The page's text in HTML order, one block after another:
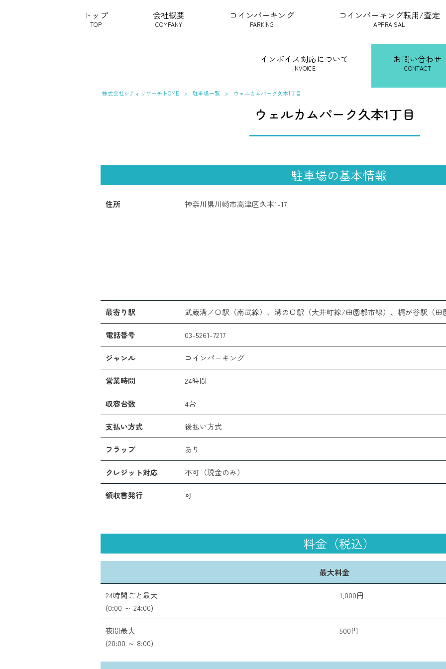
トップ
TOP
会社概要
COMPANY
コインパーキング
PARKING
コインパーキング転用/査定
APPRAISAL
インボイス対応について
INVOICE
お問い合わせ
CONTACT
株式会社シティリサーチ HOME > 駐車場一覧 > ウェルカムパーク久本1丁目
ウェルカムパーク久本1丁目
駐車場の基本情報
住所 神奈川県川崎市高津区久本1-17
最寄り駅 武蔵溝ノ口駅（南武線）、溝の口駅（大井町線/田園都市線）、梶が谷駅（田
電話番号 03-5261-7217
ジャンル コインパーキング
営業時間 24時間
収容台数 4台
支払い方式 後払い方式
フラップ あり
クレジット対応 不可（現金のみ）
領収書発行 可
料金（税込）
最大料金
24時間ごと最大
(0:00 ～ 24:00)
1,000円
夜間最大
(20:00 ～ 8:00)
500円